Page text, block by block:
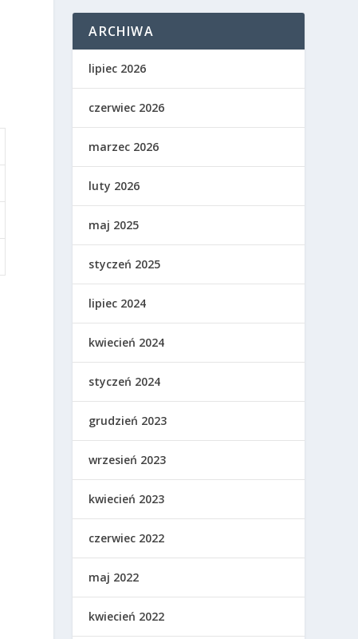
ARCHIWA
lipiec 2026
czerwiec 2026
marzec 2026
luty 2026
maj 2025
styczeń 2025
lipiec 2024
kwiecień 2024
styczeń 2024
grudzień 2023
wrzesień 2023
kwiecień 2023
czerwiec 2022
maj 2022
kwiecień 2022